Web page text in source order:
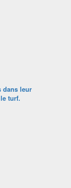
dans leur
turf.